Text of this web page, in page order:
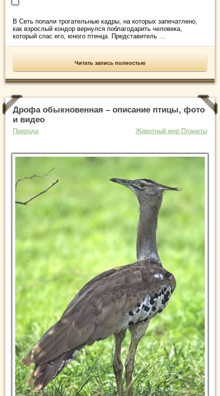
В Сеть попали трогательные кадры, на которых запечатлено,
как взрослый кондор вернулся поблагодарить человека,
который спас его, юного птенца. Представитель ...
Читать запись полностью
Дрофа обыкновенная – описание птицы, фото
и видео
Природа Животный мир Планеты